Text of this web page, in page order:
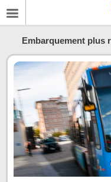
Embarquement plus